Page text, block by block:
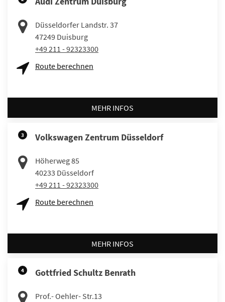
Düsseldorfer Landstr. 37
47249 Duisburg
+49 211 - 92323300
Route berechnen
MEHR INFOS
3 Volkswagen Zentrum Düsseldorf
Höherweg 85
40233 Düsseldorf
+49 211 - 92323300
Route berechnen
MEHR INFOS
4 Gottfried Schultz Benrath
Prof.- Oehler- Str.13